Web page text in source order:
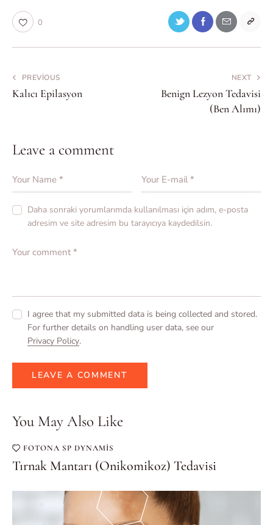
0
PREVIOUS
Kalıcı Epilasyon
NEXT
Benign Lezyon Tedavisi
(Ben Alımı)
Leave a comment
Daha sonraki yorumlarımda kullanılması için adım, e-posta
adresim ve site adresim bu tarayıcıya kaydedilsin.
I agree that my submitted data is being collected and stored.
For further details on handling user data, see our
Privacy Policy.
You May Also Like
FOTONA SP DYNAMIS
Tırnak Mantarı (Onikomikoz) Tedavisi